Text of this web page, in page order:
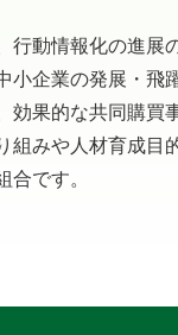
動情報化の進展
小企業の発展・
効果的な共同購買
組みや人材育成目
合です。